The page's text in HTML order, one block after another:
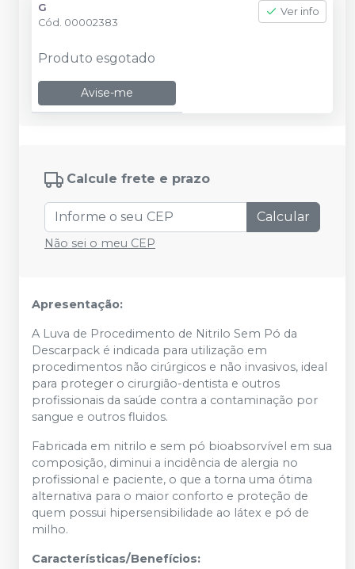
G
Cód. 00002383
Ver info
Produto esgotado
Avise-me
Calcule frete e prazo
Calcular
Não sei o meu CEP
Apresentação:
A Luva de Procedimento de Nitrilo Sem Pó da
Descarpack é indicada para utilização em
procedimentos não cirúrgicos e não invasivos, ideal
para proteger o cirurgião-dentista e outros
profissionais da saúde contra a contaminação por
sangue e outros fluidos.
Fabricada em nitrilo e sem pó bioabsorvível em sua
composição, diminui a incidência de alergia no
profissional e paciente, o que a torna uma ótima
alternativa para o maior conforto e proteção de
quem possui hipersensibilidade ao látex e pó de
milho.
Características/Benefícios: